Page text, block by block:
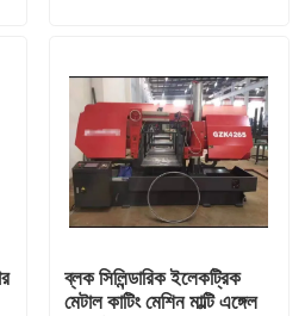
ব্লক সিলিন্ডারিক ইলেকট্রিক
মেটাল কাটিং মেশিন মাল্টি এঙ্গেল